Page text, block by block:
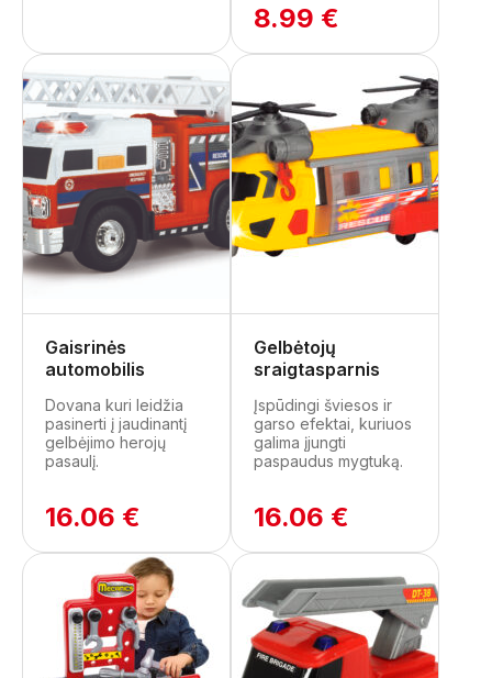
8.99 €
Gaisrinės
automobilis
Dovana kuri leidžia
pasinerti į jaudinantį
gelbėjimo herojų
pasaulį.
16.06 €
Gelbėtojų
sraigtasparnis
Įspūdingi šviesos ir
garso efektai, kuriuos
galima įjungti
paspaudus mygtuką.
16.06 €